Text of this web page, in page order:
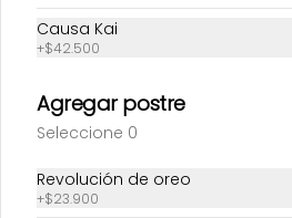
$62.500
Causa Kai
+$42.500
Agregar postre
Seleccione 0
Revolución de oreo
+$23.900